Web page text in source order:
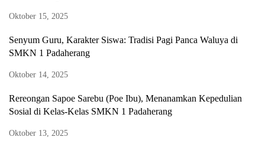
Oktober 15, 2025
Senyum Guru, Karakter Siswa: Tradisi Pagi Panca Waluya di
SMKN 1 Padaherang
Oktober 14, 2025
Rereongan Sapoe Sarebu (Poe Ibu), Menanamkan Kepedulian
Sosial di Kelas-Kelas SMKN 1 Padaherang
Oktober 13, 2025